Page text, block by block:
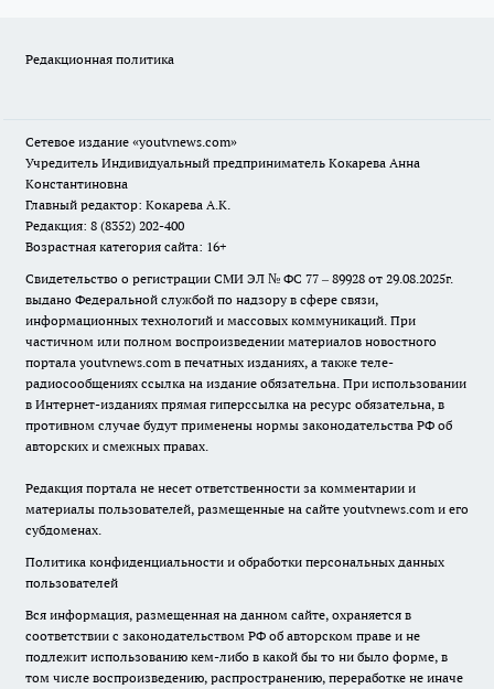
Редакционная политика
Сетевое издание «youtvnews.com»
Учредитель Индивидуальный предприниматель Кокарева Анна
Константиновна
Главный редактор: Кокарева А.К.
Редакция: 8 (8352) 202-400
Возрастная категория сайта: 16+
Свидетельство о регистрации СМИ ЭЛ № ФС 77 – 89928 от 29.08.2025г.
выдано Федеральной службой по надзору в сфере связи,
информационных технологий и массовых коммуникаций. При
частичном или полном воспроизведении материалов новостного
портала youtvnews.com в печатных изданиях, а также теле-
радиосообщениях ссылка на издание обязательна. При использовании
в Интернет-изданиях прямая гиперссылка на ресурс обязательна, в
противном случае будут применены нормы законодательства РФ об
авторских и смежных правах.
Редакция портала не несет ответственности за комментарии и
материалы пользователей, размещенные на сайте youtvnews.com и его
субдоменах.
Политика конфиденциальности и обработки персональных данных
пользователей
Вся информация, размещенная на данном сайте, охраняется в
соответствии с законодательством РФ об авторском праве и не
подлежит использованию кем-либо в какой бы то ни было форме, в
том числе воспроизведению, распространению, переработке не иначе